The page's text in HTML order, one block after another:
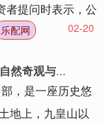
者提问时表示，公
02-20
乐配网
与历史文化
，是一座历史悠
地上，九皇山以